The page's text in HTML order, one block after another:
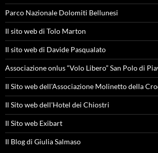
Parco Nazionale Dolomiti Bellunesi
Il sito web di Tolo Marton
Il sito web di Davide Pasqualato
Associazione onlus “Volo Libero” San Polo di
Il Sito web dell'Associazione Molinetto della
Il Sito web dell'Hotel dei Chiostri
Il Sito web Exibart
Il Blog di Giulia Salmaso